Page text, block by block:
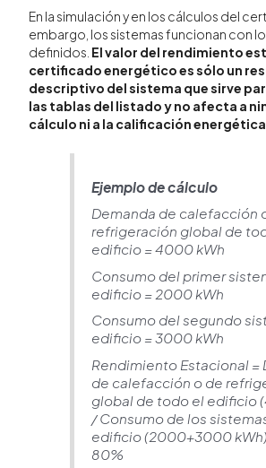
En la simulación y en los cálculos del
embargo, los sistemas funcionan con
definidos. El valor del rendimiento
certificado energético es sólo un
descriptivo del sistema que sirve
las tablas del listado y no afecta a
cálculo ni a la calificación
Ejemplo de cálculo
Demanda de calefacción
refrigeración global de
edificio = 4000 kWh
Consumo del primer
edificio = 2000 kWh
Consumo del segundo
edificio = 3000 kWh
Rendimiento Estacional =
de calefacción o de
global de todo el edificio
/ Consumo de los
edificio (2000+3000
80%